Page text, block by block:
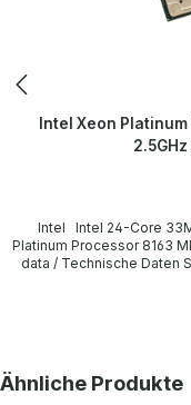
Intel Xeon
2.5GHz
Platinum Processor 8163 MPN: SR3G1 Technische Daten Technical
data / Technische Daten Socket / Sockel LGA3647 Cores / Kerne
manufacturer. Weitere Informationen und Details finden Sie auf den
Produktgalerie
Ähnliche Produkte